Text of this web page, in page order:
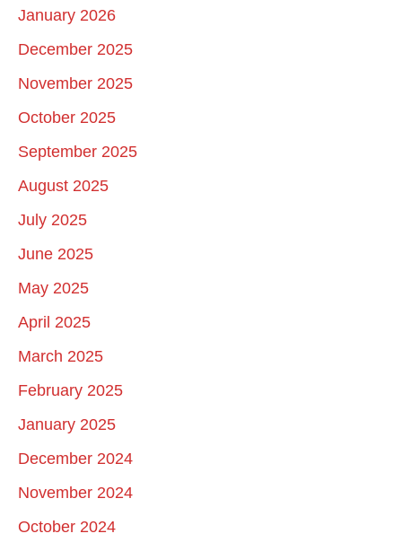
January 2026
December 2025
November 2025
October 2025
September 2025
August 2025
July 2025
June 2025
May 2025
April 2025
March 2025
February 2025
January 2025
December 2024
November 2024
October 2024